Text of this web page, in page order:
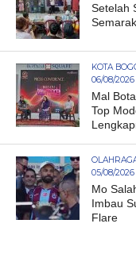
Setelah
KOTA
06/08/2026
Mal
Top
05/08/2026
Mo
Imbau
Flare